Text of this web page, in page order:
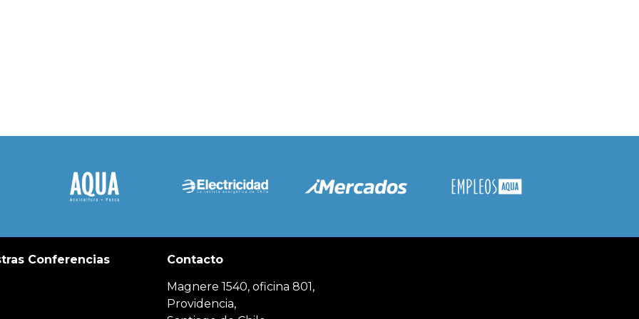
Conferencias Contacto
Magnere 1540, oficina 801,
Providencia,